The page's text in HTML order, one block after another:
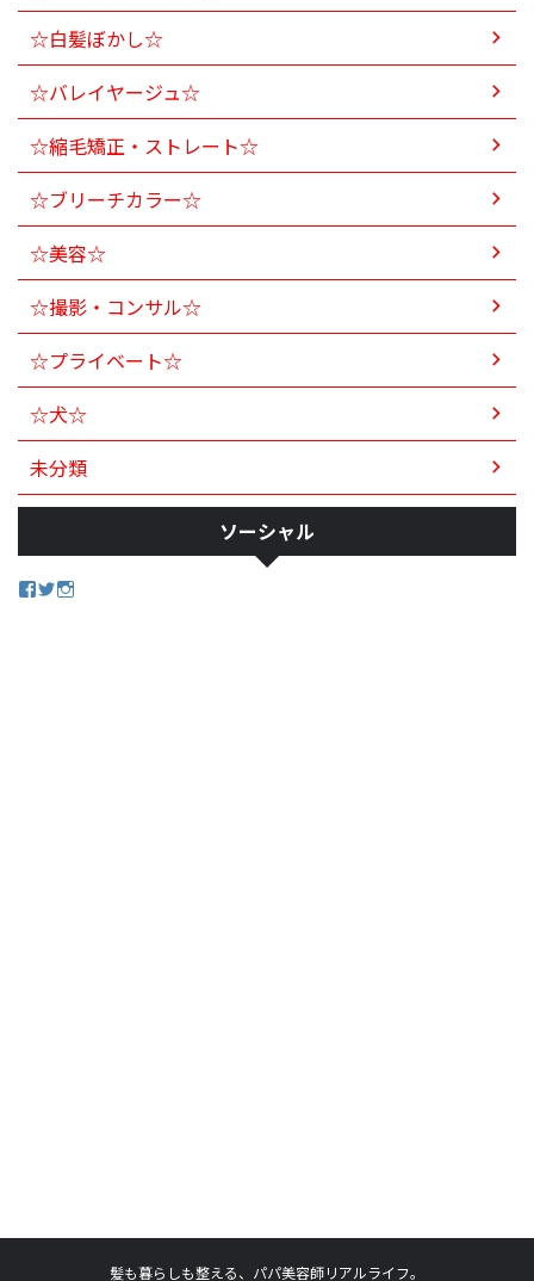
☆白髪ぼかし☆
☆バレイヤージュ☆
☆縮毛矯正・ストレート☆
☆ブリーチカラー☆
☆美容☆
☆撮影・コンサル☆
☆プライベート☆
☆犬☆
未分類
ソーシャル
髪も暮らしも整える、パパ美容師リアルライフ。